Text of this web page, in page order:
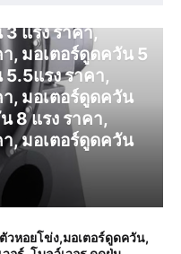
แรง ราคา,
, มอเตอร์ดูดควัน 5
5.5แรง ราคา,
, มอเตอร์ดูดควัน
8 แรง ราคา,
, มอเตอร์ดูดควัน
วหอยโข่ง,มอเตอร์ดูดควัน,